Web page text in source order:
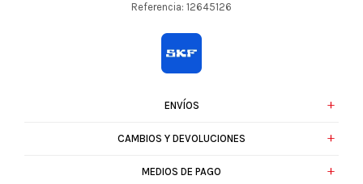
Referencia: 12645126
ENVÍOS
CAMBIOS Y DEVOLUCIONES
MEDIOS DE PAGO